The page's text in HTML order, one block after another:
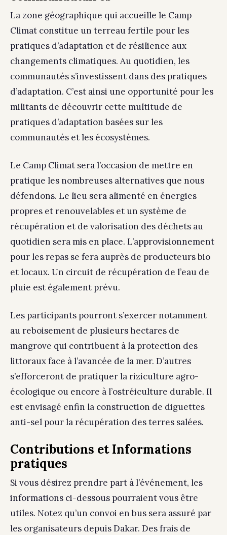
La zone géographique qui accueille le Camp
Climat constitue un terreau fertile pour les
pratiques d’adaptation et de résilience aux
changements climatiques. Au quotidien, les
communautés s’investissent dans des pratiques
d’adaptation. C’est ainsi une opportunité pour les
militants de découvrir cette multitude de
pratiques d’adaptation basées sur les
communautés et les écosystèmes.
Le Camp Climat sera l’occasion de mettre en
pratique les nombreuses alternatives que nous
défendons. Le lieu sera alimenté en énergies
propres et renouvelables et un système de
récupération et de valorisation des déchets au
quotidien sera mis en place. L’approvisionnement
pour les repas se fera auprès de producteurs bio
et locaux. Un circuit de récupération de l’eau de
pluie est également prévu.
Les participants pourront s’exercer notamment
au reboisement de plusieurs hectares de
mangrove qui contribuent à la protection des
littoraux face à l’avancée de la mer. D’autres
s’efforceront de pratiquer la riziculture agro-
écologique ou encore à l’ostréiculture durable. Il
est envisagé enfin la construction de diguettes
anti-sel pour la récupération des terres salées.
Contributions et Informations
pratiques
Si vous désirez prendre part à l’événement, les
informations ci-dessous pourraient vous être
utiles. Notez qu’un convoi en bus sera assuré par
les organisateurs depuis Dakar. Des frais de